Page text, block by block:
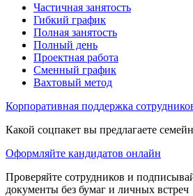
Частичная занятость
Гибкий график
Полная занятость
Полный день
Проектная работа
Сменный график
Вахтовый метод
Корпоративная поддержка
Какой соцпакет вы предлагаете
Оформляйте кандидатов онлайн
Проверяйте сотрудников и
документы без бумаг и личных встреч